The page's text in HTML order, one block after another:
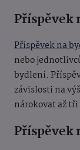
Příspěvek
Příspěvek na
nebo
bydlení.
závislosti na
nárokovat až
Příspěvek